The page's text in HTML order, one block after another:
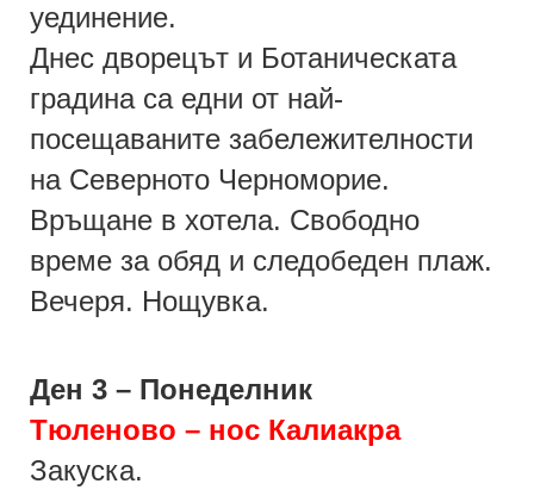
уединение.
Днес дворецът и Ботаническата
градина са едни от най-
посещаваните забележителности
на Северното Черноморие.
Връщане в хотела. Свободно
време за обяд и следобеден плаж.
Вечеря. Нощувка.
Ден 3 – Понеделник
Тюленово – нос Калиакра
Закуска.